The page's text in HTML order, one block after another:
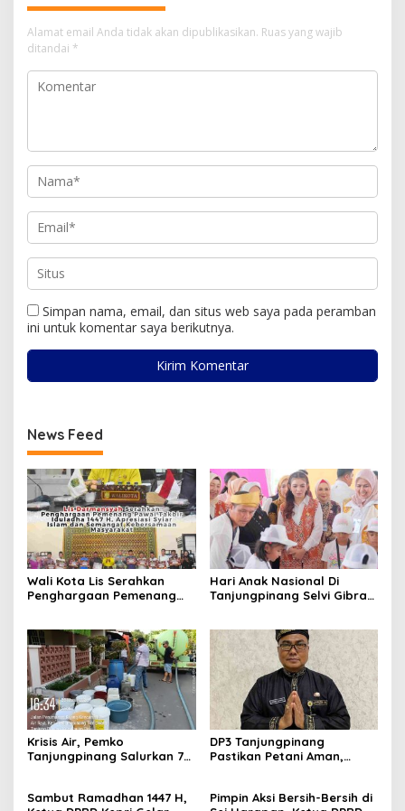
Alamat email Anda tidak akan dipublikasikan. Ruas yang wajib
ditandai *
Simpan nama, email, dan situs web saya pada peramban
ini untuk komentar saya berikutnya.
News Feed
Wali Kota Lis Serahkan
Penghargaan Pemenang
Hidupkan Syiar Islam
Hari Anak Nasional Di
Tanjungpinang Selvi Gibran
Krisis Air, Pemko
Tanjungpinang Salurkan 75
DP3 Tanjungpinang
Pastikan Petani Aman,
Sambut Ramadhan 1447 H,
Pimpin Aksi Bersih-Bersih di